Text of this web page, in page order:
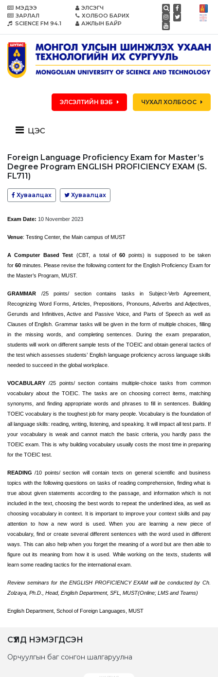
МЭДЭЭ
ЗАРЛАЛ
SCIENCE FM 94.1
ЭЛСЭГЧ
ХОЛБОО БАРИХ
АЖЛЫН БАЙР
ЭЛСЭЛТИЙН ВЭБ ЧУХАЛ ХОЛБООС
цэс
Foreign Language Proficiency Exam for Master’s
Degree Program ENGLISH PROFICIENCY EXAM (S.
FL711)
Хуваалцах Хуваалцах
Exam Date: 10 November 2023
Venue: Testing Center, the Main campus of MUST
A Computer Based Test (CBT, a total of60 points) is supposed to be taken
for 60 minutes. Please revise the following content for the English Proficiency Exam for
the Master’s Program, MUST.
GRAMMAR /25 points/ section contains tasks in Subject-Verb Agreement,
Recognizing Word Forms, Articles, Prepositions, Pronouns, Adverbs and Adjectives,
Gerunds and Infinitives, Active and Passive Voice, and Parts of Speech as well as
Clauses of English. Grammar tasks will be given in the form of multiple choices, filling
in the missing words, and completing sentences. During the exam preparation,
students will work on different sample tests of the TOEIC and obtain general tactics of
the test which assesses students’ English language proficiency across language skills
needed to succeed in the global workplace.
VOCABULARY /25 points/ section contains
multiple-choice tasks from common
vocabulary about the TOEIC. The tasks are on choosing correct items, matching
synonyms, and finding appropriate words and phrases to fill in sentences. Building
TOEIC vocabulary is the toughest job for many people. Vocabulary is the foundation of
all language skills: reading, writing, listening, and speaking. It will impact all test parts. If
your vocabulary is weak and cannot match the basic criteria, you hardly pass the
TOEIC exam. This is why building vocabulary usually costs the most time in preparing
for the TOEIC test.
READING/10 points/ section will contain texts on general scientific and business
topics with the following questions on tasks of reading comprehension, finding what is
true about given statements according to the passage, and information which is not
included in the text, choosing the best words to repeat the underlined idea, as well as
choosing vocabulary in context.
It is important to improve your context skills and pay
attention to how a new word is used. When you are learning a new piece of
vocabulary, find or create several different sentences with the word used in different
ways. This can also help when you forget the meaning of a word but are then able to
figure out its meaning from how it is used. While working on the texts, students will
learn some reading tactics for the international exam.
Review seminars for the ENGLISH PROFICIENCY EXAM will be conducted by Ch.
Zolzaya, Ph.D., Head, English Department, SFL, MUST(Online; LMS and Teams)
English Department, School of Foreign Languages, MUST
СҮҮЛД НЭМЭГДСЭН
Орчуулгын баг сонгон шалгаруулна